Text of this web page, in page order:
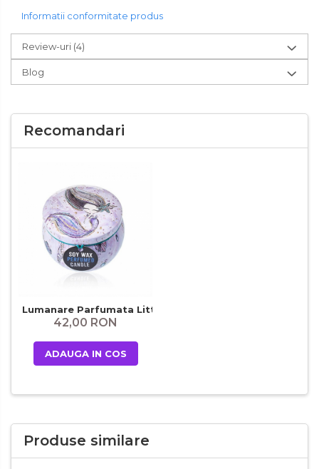
Informatii conformitate produs
Review-uri (4)
Blog
Recomandari
Lumanare Parfumata Little Mermaid
42,00 RON
ADAUGA IN COS
Produse similare